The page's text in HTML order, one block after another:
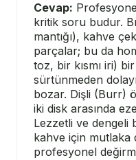
Cevap:
kritik soru budur.
mantığı), kahve
parçalar; bu da
toz, bir kısmı iri)
sürtünmeden dolayı
bozar. Dişli (Burr)
iki disk arasında
Lezzetli ve dengeli
kahve için mutlaka
profesyonel